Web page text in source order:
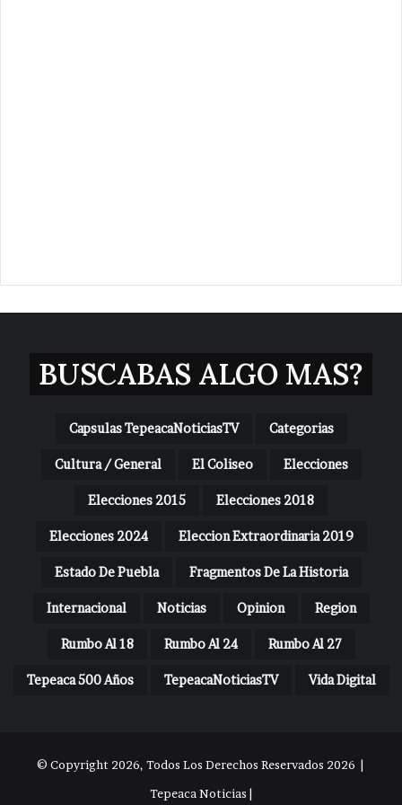
BUSCABAS ALGO MAS?
Capsulas TepeacaNoticiasTV Categorias
Cultura / General El Coliseo Elecciones
Elecciones 2015 Elecciones 2018
Elecciones 2024 Eleccion Extraordinaria 2019
Estado De Puebla Fragmentos De La Historia
Internacional Noticias Opinion Region
Rumbo Al 18 Rumbo Al 24 Rumbo Al 27
Tepeaca 500 Años TepeacaNoticiasTV Vida Digital
© Copyright 2026, Todos Los Derechos Reservados 2026 |
Tepeaca Noticias |